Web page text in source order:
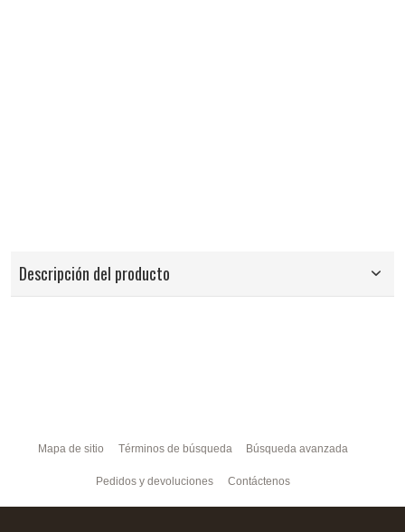
Descripción del producto
Mapa de sitio Términos de búsqueda Búsqueda avanzada
Pedidos y devoluciones Contáctenos